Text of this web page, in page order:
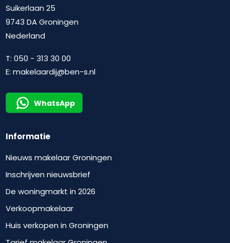
Suikerlaan 25
9743 DA Groningen
Nederland
T:050 - 313 30 00
E:makelaardij@ben-s.nl
WhatsApp
Informatie
Nieuws makelaar Groningen
Inschrijven nieuwsbrief
De woningmarkt in 2026
Verkoopmakelaar
Huis verkopen in Groningen